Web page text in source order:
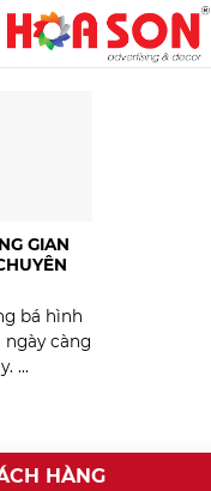
GIAN
bá hình
càng
...
HÀNG